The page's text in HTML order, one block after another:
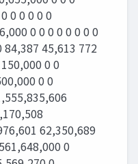
0 0 0 0 0
0 0 0 0 0 0 0 0
84,387 45,613 772
0 0
0 0
62,350,689
0